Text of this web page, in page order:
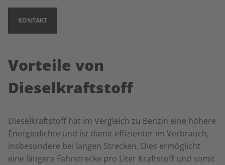
KONTAKT
Vorteile von
Dieselkraftstoff
Dieselkraftstoff hat im Vergleich zu Benzin eine höhere
Energiedichte und ist damit effizienter im Verbrauch,
insbesondere bei langen Strecken. Dies ermöglicht
eine längere Fahrstrecke pro Liter Kraftstoff und somit